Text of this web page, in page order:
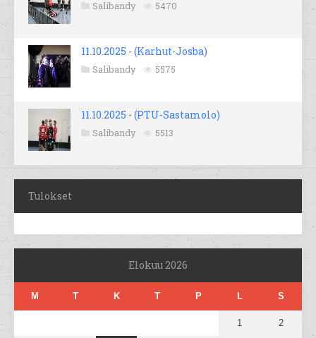
Salibandy 5470
11.10.2025 - (Karhut-Josba)
Salibandy 5575
11.10.2025 - (PTU-Sastamolo)
Salibandy 5513
Tulokset
Elokuu 2026
M T K T P L S
1 2